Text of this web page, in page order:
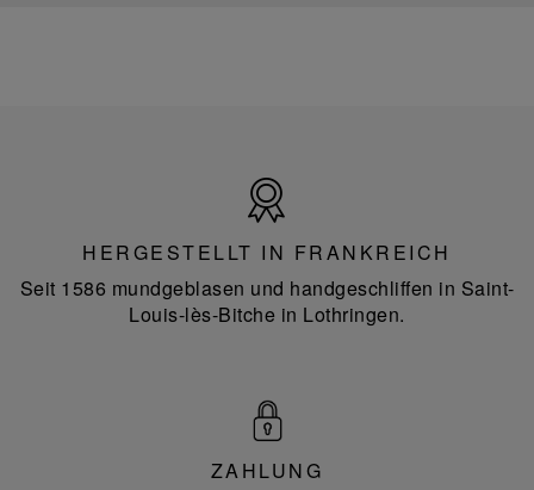
Frankreich
HERGESTELLT IN FRANKREICH
Seit 1586 mundgeblasen und handgeschliffen in Saint-
Louis-lès-Bitche in Lothringen.
ZAHLUNG